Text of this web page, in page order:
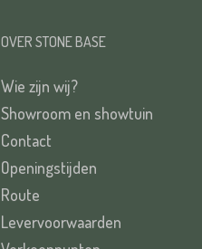
OVER STONE BASE
Wie zijn wij?
Showroom en showtuin
Contact
Openingstijden
Route
Levervoorwaarden